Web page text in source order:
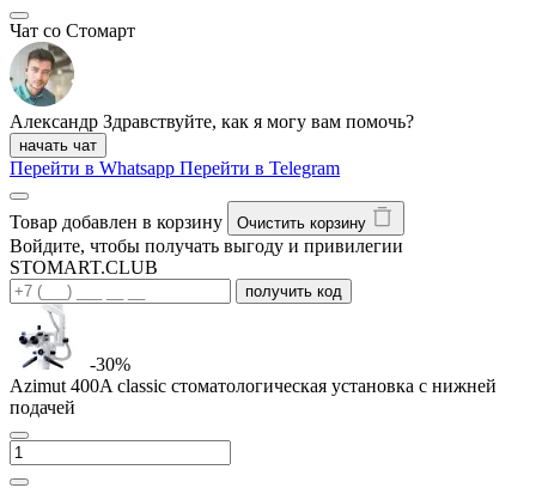
Чат со Стомарт
Александр Здравствуйте, как я могу вам помочь?
начать чат
Перейти в Whatsapp Перейти в Telegram
Товар добавлен в корзину Очистить корзину
Войдите, чтобы получать выгоду и привилегии
STOMART.CLUB
получить код
-30%
Azimut 400A classic стоматологическая установка с нижней
подачей